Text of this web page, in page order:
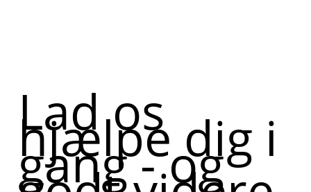
Lad os
hjælpe dig i
gang - og